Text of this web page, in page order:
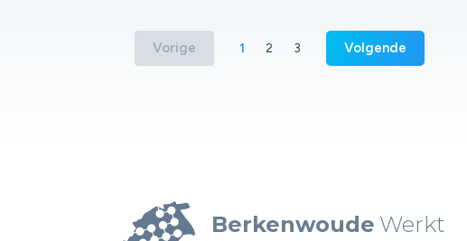
Vorige 1 2 3 Volgende
Berkenwoude Werkt